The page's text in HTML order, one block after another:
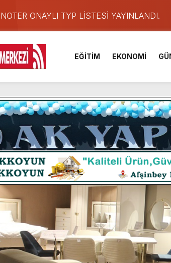
NOTER ONAYLI TYP LİSTESİ YAYINLANDI.
KAFUM Fuar Alanı Bulut ve Yavuz’un
Afşinli bir hemşehrimizin de olduğu Filistin
Madrigal, Perşembe Günü KAFUM’da Sahne
KEDİNİZ Mİ VAR?
Cumhurbaşkanı Erdoğan, Ayser Çalık
Afşin Heyetinden Kaymakam Muammer
Vatandaşlardan Ağustos Fuarı’na Tam Not.
Pusula Maraş Kamplarında 2 Bin Genç Doğa
Uluslararası Bisiklet Yarışması’nda En Zorlu
EĞİTİM EKONOMİ